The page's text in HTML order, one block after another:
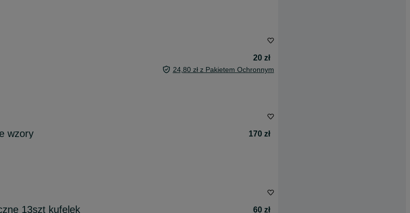
20 zł
24,80 zł z Pakietem Ochronnym
wzory 170 zł
13szt kufelek 60 zł